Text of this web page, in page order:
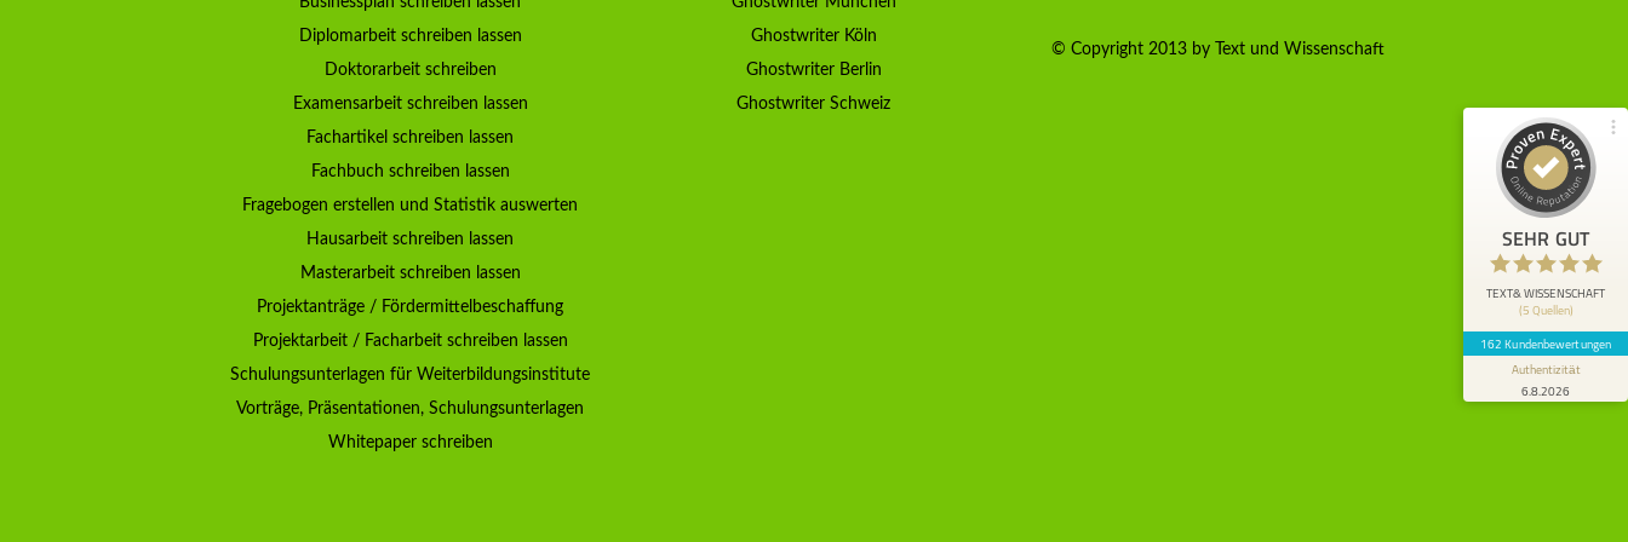
Diplomarbeit schreiben lassen
Doktorarbeit schreiben
Examensarbeit schreiben lassen
Fachartikel schreiben lassen
Fachbuch schreiben lassen
Fragebogen erstellen und Statistik auswerten
Hausarbeit schreiben lassen
Masterarbeit schreiben lassen
Projektanträge / Fördermittelbeschaffung
Projektarbeit / Facharbeit schreiben lassen
Schulungsunterlagen für Weiterbildungsinstitute
Vorträge, Präsentationen, Schulungsunterlagen
Whitepaper schreiben
Ghostwriter Köln
Ghostwriter Berlin
Ghostwriter Schweiz
© Copyright 2013 by Text und Wissenschaft
SEHR GUT
TEXT& WISSENSCHAFT
(5 Quellen)
162 Kundenbewertungen
Authentizität
6.8.2026
72
Bewertungen auf
ProvenExpert.com
Blick aufs ProvenExpert-Profil werfen
Anonym
5
Mir wurde TuW empfohlen. Ich habe nun
durch TuW eine umfangreiche
wissenschaftliche Arbeit inkl. Lektorat er...